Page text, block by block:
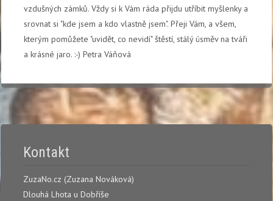
vzdušných zámků. Vždy si k Vám ráda přijdu utříbit myšlenky a
srovnat si "kde jsem a kdo vlastně jsem". Přeji Vám, a všem,
kterým pomůžete "uvidět, co nevidí" štěstí, stálý úsměv na tváři
a krásné jaro. :-) Petra Váňová
Kontakt
ZuzaNo.cz (Zuzana Nováková)
Dlouhá Lhota u Dobříše